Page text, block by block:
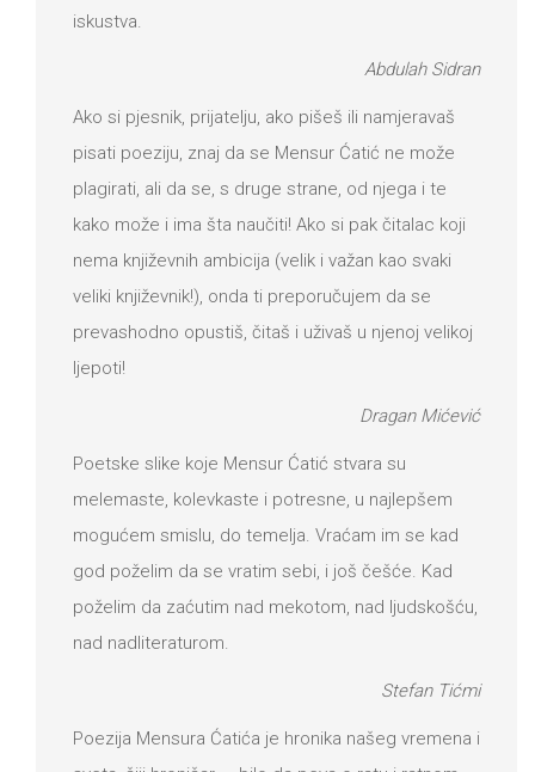
iskustva.
Abdulah Sidran
Ako si pjesnik, prijatelju, ako pišeš ili namjeravaš
pisati poeziju, znaj da se Mensur Ćatić ne može
plagirati, ali da se, s druge strane, od njega i te
kako može i ima šta naučiti! Ako si pak čitalac koji
nema književnih ambicija (velik i važan kao svaki
veliki književnik!), onda ti preporučujem da se
prevashodno opustiš, čitaš i uživaš u njenoj velikoj
ljepoti!
Dragan Mićević
Poetske slike koje Mensur Ćatić stvara su
melemaste, kolevkaste i potresne, u najlepšem
mogućem smislu, do temelja. Vraćam im se kad
god poželim da se vratim sebi, i još češće. Kad
poželim da zaćutim nad mekotom, nad ljudskošću,
nad nadliteraturom.
Stefan Tićmi
Poezija Mensura Ćatića je hronika našeg vremena i